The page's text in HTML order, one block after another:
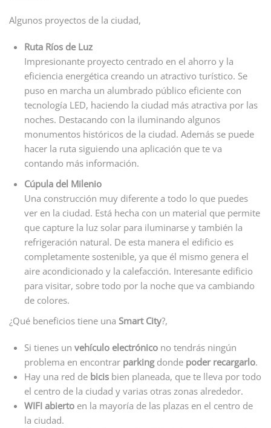
Algunos proyectos de la ciudad,
Ruta Ríos de Luz
Impresionante proyecto centrado en el ahorro y la
eficiencia energética creando un atractivo turístico. Se
puso en marcha un alumbrado público eficiente con
tecnología LED, haciendo la ciudad más atractiva por las
noches. Destacando con la iluminando algunos
monumentos históricos de la ciudad. Además se puede
hacer la ruta siguiendo una aplicación que te va
contando más información.
Cúpula del Milenio
Una construcción muy diferente a todo lo que puedes
ver en la ciudad. Está hecha con un material que permite
que capture la luz solar para iluminarse y también la
refrigeración natural. De esta manera el edificio es
completamente sostenible, ya que él mismo genera el
aire acondicionado y la calefacción. Interesante edificio
para visitar, sobre todo por la noche que va cambiando
de colores.
¿Qué beneficios tiene una Smart City?,
Si tienes un vehículo electrónico no tendrás ningún
problema en encontrar parkingdonde poder recargarlo.
Hay una red de bicis bien planeada, que te lleva por todo
el centro de la ciudad y varias otras zonas alrededor.
WIFI abierto en la mayoría de las plazas en el centro de
la ciudad.